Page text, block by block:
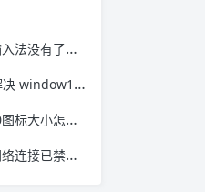
有了怎么办
源管理器无响应
小怎么设置
禁用怎么办